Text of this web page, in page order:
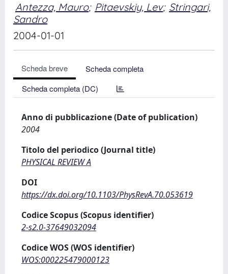
Antezza, Mauro; Pitaevskiy, Lev; Stringari,
Sandro
2004-01-01
Scheda breve
Scheda completa
Scheda completa (DC)
Anno di pubblicazione (Date of publication)
2004
Titolo del periodico (Journal title)
PHYSICAL REVIEW A
DOI
https://dx.doi.org/10.1103/PhysRevA.70.053619
Codice Scopus (Scopus identifier)
2-s2.0-37649032094
Codice WOS (WOS identifier)
WOS:000225479000123